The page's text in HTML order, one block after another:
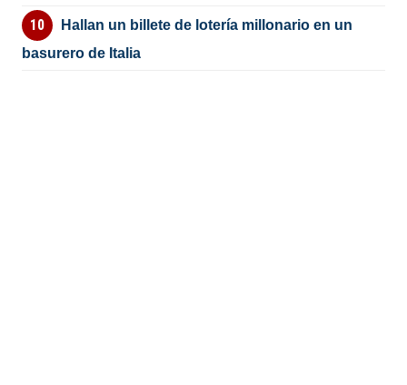
Hallan un billete de lotería millonario en un
basurero de Italia